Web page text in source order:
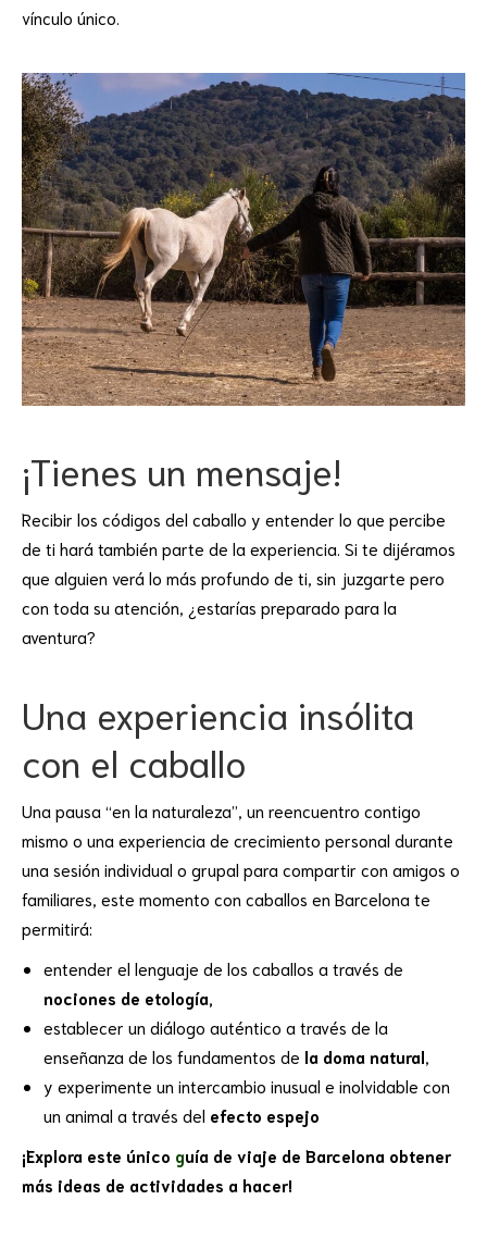
vínculo único.
¡Tienes un mensaje!
Recibir los códigos del caballo y entender lo que percibe
de ti hará también parte de la experiencia. Si te dijéramos
que alguien verá lo más profundo de ti, sin juzgarte pero
con toda su atención, ¿estarías preparado para la
aventura?
Una experiencia insólita
con el caballo
Una pausa “en la naturaleza”, un reencuentro contigo
mismo o una experiencia de crecimiento personal durante
una sesión individual o grupal para compartir con amigos o
familiares, este momento con caballos en Barcelona te
permitirá:
entender el lenguaje de los caballos a través de
nociones de etología,
establecer un diálogo auténtico a través de la
enseñanza de los fundamentos de la doma natural
y experimente un intercambio inusual e inolvidable con
un animal a través del efecto espejo
¡Explora este único guía de viaje de Barcelona obtener
más ideas de actividades a hacer!